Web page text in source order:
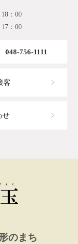
18：00
17：00
048-756-1111
客
せ
のまち